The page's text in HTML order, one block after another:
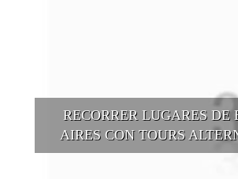
RECORRER LUGARES DE
AIRES CON TOURS